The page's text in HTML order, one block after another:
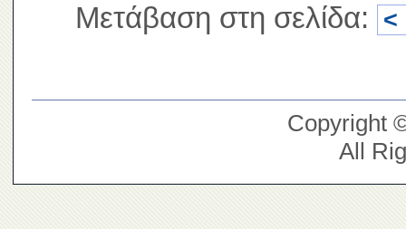
Μετάβαση στη σελίδα: <
Copyright
All